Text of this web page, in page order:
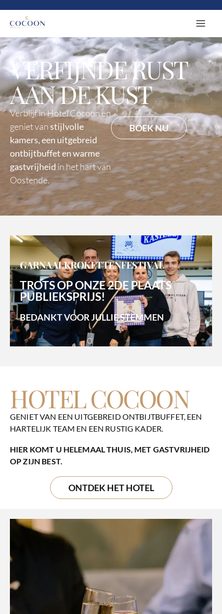
VERFIJNDE RUST
AAN DE KUST
Verblijf in Hotel Cocoon en
geniet vanstijlvolle
kamers, een uitgebreid
ontbijtbuffet en warme
gastvrijheid in het hart van
Oostende.
BOEK NU
GARNAALKROKETTENFESTIVAL
TROTS OP ONZE 2DE PLAATS
PUBLIEKSPRIJS!
BEDANKT VOOR JULLIE STEMMEN
HOTEL COCOON
GENIET VAN EEN UITGEBREID ONTBIJTBUFFET, EEN
HARTELIJK TEAM EN EEN RUSTIG KADER.
HIER KOMT U HELEMAAL THUIS, MET GASTVRIJHEID
OP ZIJN BEST.
ONTDEK HET HOTEL